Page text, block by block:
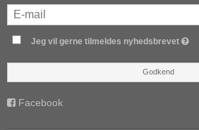
Jeg vil gerne tilmeldes nyhedsbrevet
Godkend
Facebook